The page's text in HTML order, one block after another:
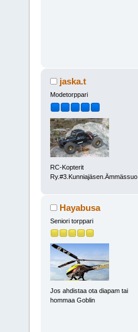
jaska.t
Modetorppari
RC-Kopterit
Ry.#3.Kunniajäsen.Ämmässuo.
Hayabusa
Seniori torppari
Jos ahdistaa ota diapam tai
hommaa Goblin